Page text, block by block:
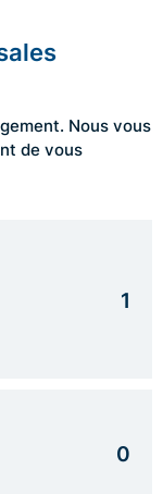
Nous vous
de vous
1
0